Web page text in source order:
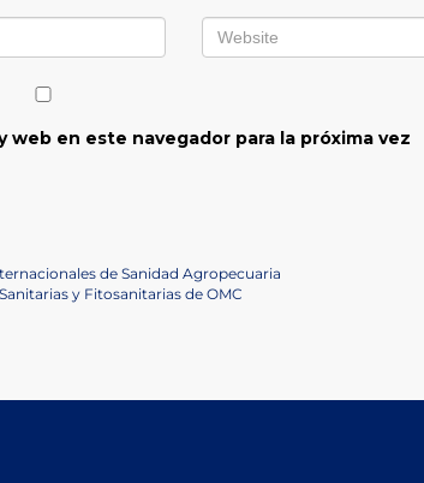
en este navegador para la próxima vez
de Sanidad Agropecuaria
y Fitosanitarias de OMC